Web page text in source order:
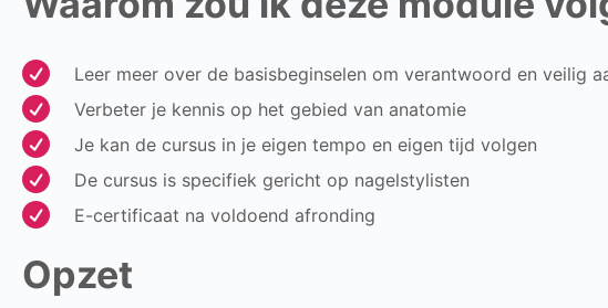
 Leer meer over de basisbeginselen om verantwoord en veilig
 Verbeter je kennis op het gebied van anatomie
 Je kan de cursus in je eigen tempo en eigen tijd volgen
 De cursus is specifiek gericht op nagelstylisten
 E-certificaat na voldoend afronding
Opzet